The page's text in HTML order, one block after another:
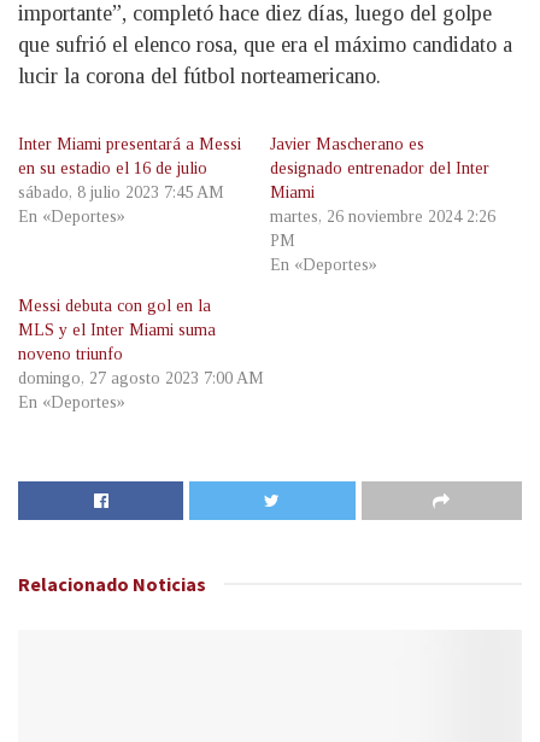
importante”, completó hace diez días, luego del golpe
que sufrió el elenco rosa, que era el máximo candidato a
lucir la corona del fútbol norteamericano.
Inter Miami presentará a Messi
en su estadio el 16 de julio
sábado, 8 julio 2023 7:45 AM
En «Deportes»
Javier Mascherano es
designado entrenador del Inter
Miami
martes, 26 noviembre 2024 2:26
PM
En «Deportes»
Messi debuta con gol en la
MLS y el Inter Miami suma
noveno triunfo
domingo, 27 agosto 2023 7:00 AM
En «Deportes»
Relacionado Noticias